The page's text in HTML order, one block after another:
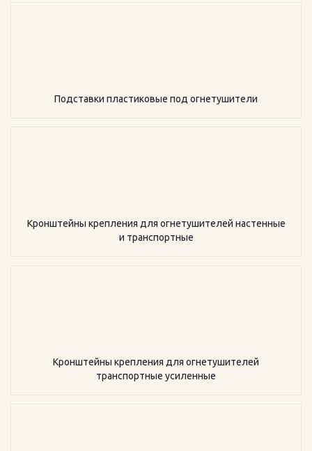
Подставки пластиковые под огнетушители
Кронштейны крепления для огнетушителей настенные
и транспортные
Кронштейны крепления для огнетушителей
транспортные усиленные